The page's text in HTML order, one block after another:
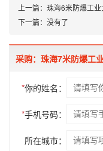
上一篇： 珠海6米防爆工业
下一篇： 没有了
采购：珠海7米防爆工
*你的姓名：
*手机号码：
所在城市：